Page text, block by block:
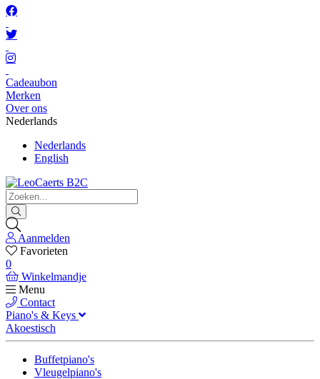
Cadeaubon
Merken
Over ons
Nederlands
Nederlands
English
Aanmelden
Favorieten
0
Winkelmandje
Menu
Contact
Piano's & Keys
Akoestisch
Buffetpiano's
Vleugelpiano's